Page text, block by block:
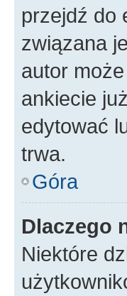
przejdź do
związana
autor
ankiecie
edytować
trwa.
Góra
Dlaczego
Niektóre